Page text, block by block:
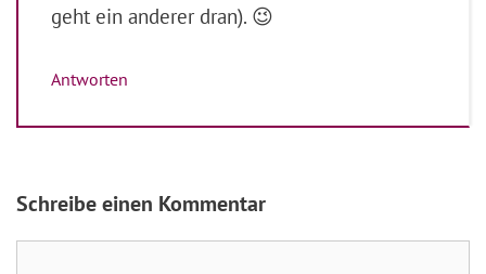
geht ein anderer dran). 😉
Antworten
Schreibe einen Kommentar